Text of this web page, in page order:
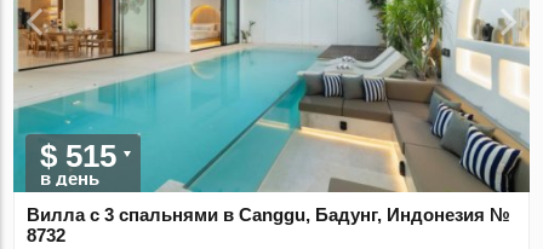
$ 515
в день
Вилла с 3 спальнями в Canggu, Бадунг, Индонезия №
8732